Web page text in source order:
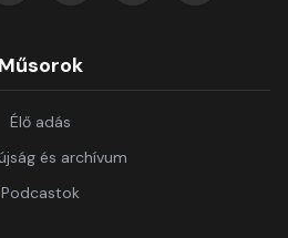
Műsorok
Élő adás
és archívum
Podcastok